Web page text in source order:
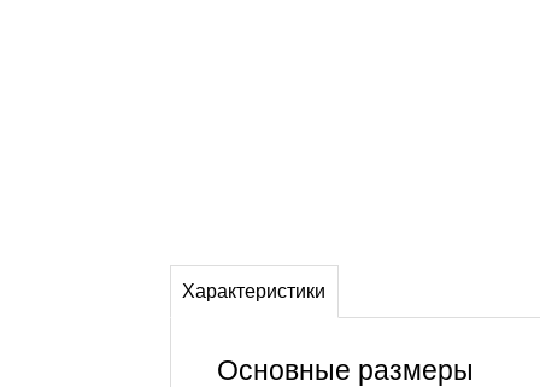
Характеристики
Основные размеры